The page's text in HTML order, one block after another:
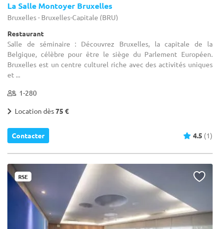
La Salle Montoyer Bruxelles
Bruxelles - Bruxelles-Capitale (BRU)
Restaurant
Salle de séminaire : Découvrez Bruxelles, la capitale de la
Belgique, célèbre pour être le siège du Parlement Européen.
Bruxelles est un centre culturel riche avec des activités uniques
et ...
1-280
Location dès75 €
Contacter 4.5 (1)
RSE